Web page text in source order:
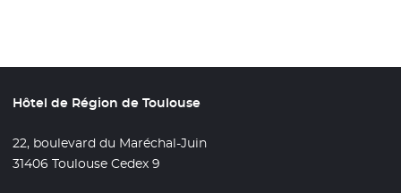
Hôtel de Région de Toulouse
22, boulevard du Maréchal-Juin
31406 Toulouse Cedex 9